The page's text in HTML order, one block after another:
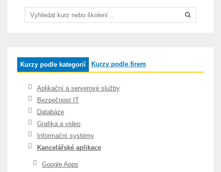
Kurzy podle kategorií Kurzy podle firem
Aplikační a serverové služby
Bezpečnost IT
Databáze
Grafika a video
Informační systémy
Kancelářské aplikace
Google Apps